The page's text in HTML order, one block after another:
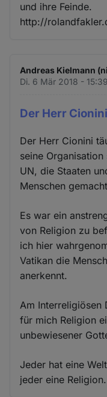
und ihre Feinde.
http://
Andreas Kielmann
Di. 6 Mär 2018 - 15:39
Der Herr
Der Herr Cionini
seine
UN, die Staaten
Menschen
Es war ein
von Religion zu
ich hier
Vatikan die
anerkennt.
Am Interreligiösen
für mich Religion
unbewiesener
Jeder hat eine
jeder eine Religion.